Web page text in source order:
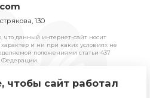
130
данный интернет-сайт носит
и ни при каких условиях не
положениями cтатьи 437
Федерации.
| Франчайзинговая сеть
чтобы сайт работал